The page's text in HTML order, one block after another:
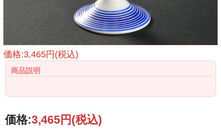
価格:3,465円(税込)
商品説明
価格:3,465円(税込)